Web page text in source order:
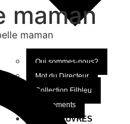
Qui sommes-nous?
Mot du Directeur
Collection Filbleu
Évènements
NOS OEUVRES
maman
maman